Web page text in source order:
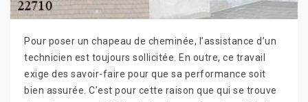
Pour poser un chapeau de cheminée, l’assistance d’un
technicien est toujours sollicitée. En outre, ce travail
exige des savoir-faire pour que sa performance soit
bien assurée. C’est pour cette raison que qui se trouve